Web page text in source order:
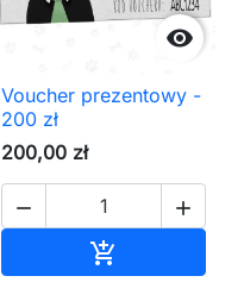

Voucher prezentowy -
200 zł
200,00 zł
 
